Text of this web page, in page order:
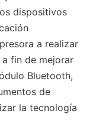
dispositivos
a realizar
fin de mejorar
Bluetooth,
de
la tecnología